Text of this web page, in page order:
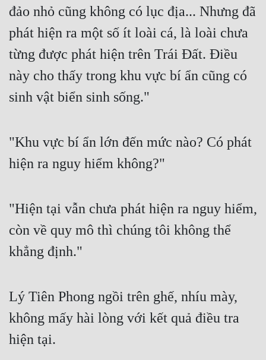
đảo nhỏ cũng không có lục địa... Nhưng đã
phát hiện ra một số ít loài cá, là loài chưa
từng được phát hiện trên Trái Đất. Điều
này cho thấy trong khu vực bí ẩn cũng có
sinh vật biển sinh sống."
"Khu vực bí ẩn lớn đến mức nào? Có phát
hiện ra nguy hiểm không?"
"Hiện tại vẫn chưa phát hiện ra nguy hiểm,
còn về quy mô thì chúng tôi không thể
khẳng định."
Lý Tiên Phong ngồi trên ghế, nhíu mày,
không mấy hài lòng với kết quả điều tra
hiện tại.